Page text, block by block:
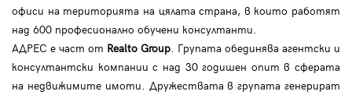
офиси на територията на цялата страна, в които работят
над 600 професионално обучени консултанти.
АДРЕС е част от Realto Group. Групата обединява агентски и
консултантски компании с над 30 годишен опит в сферата
на недвижимите имоти. Дружествата в групата генерират